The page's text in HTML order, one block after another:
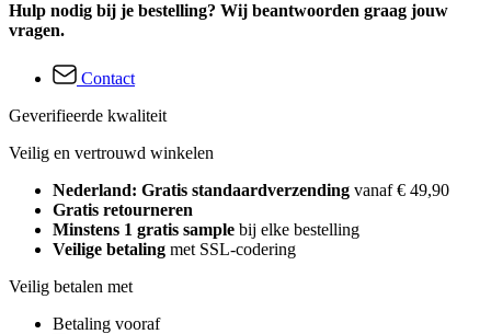
Hulp nodig bij je bestelling? Wij beantwoorden graag jouw
vragen.
Contact
Geverifieerde kwaliteit
Veilig en vertrouwd winkelen
Nederland: Gratis standaardverzending vanaf € 49,90
Gratis retourneren
Minstens 1 gratis sample bij elke bestelling
Veilige betaling met SSL-codering
Veilig betalen met
Betaling vooraf